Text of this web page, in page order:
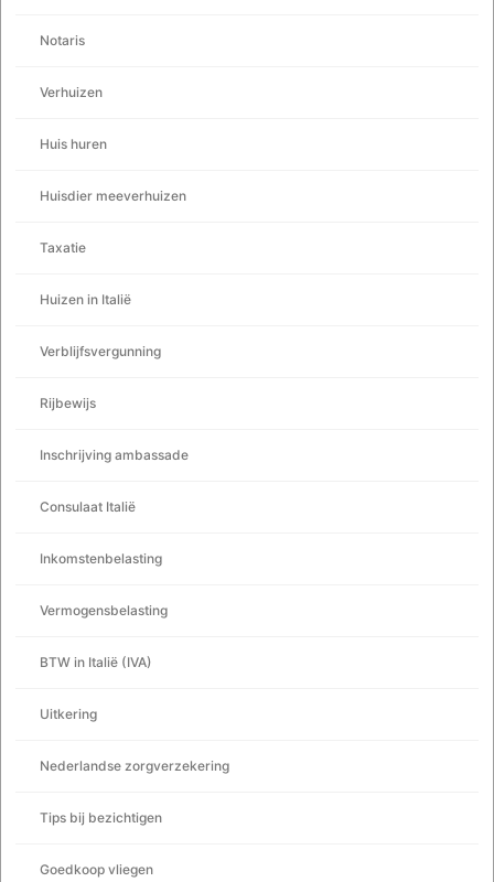
Notaris
Verhuizen
Huis huren
Huisdier meeverhuizen
Taxatie
Huizen in Italië
Verblijfsvergunning
Rijbewijs
Inschrijving ambassade
Consulaat Italië
Inkomstenbelasting
Vermogensbelasting
BTW in Italië (IVA)
Uitkering
Nederlandse zorgverzekering
Tips bij bezichtigen
Goedkoop vliegen